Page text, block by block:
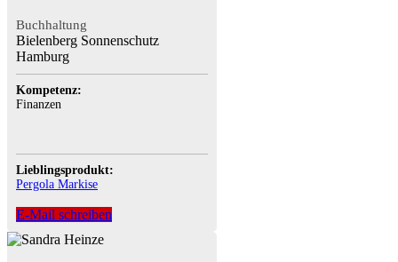
Buchhaltung
Bielenberg Sonnenschutz
Hamburg
Kompetenz:
Finanzen
Lieblingsprodukt:
Pergola Markise
E-Mail schreiben